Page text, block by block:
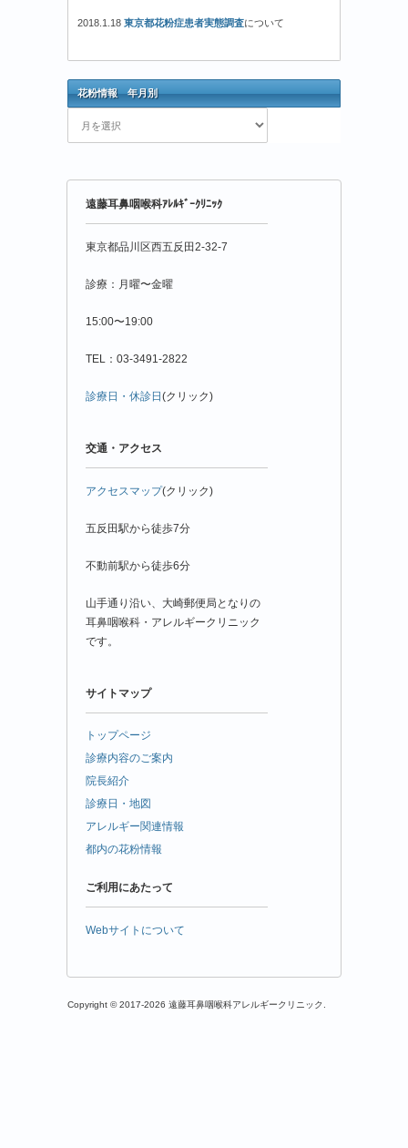
2018.1.18 東京都花粉症患者実態調査について
花粉情報 年月別
花
粉
遠藤耳鼻咽喉科ｱﾚﾙｷﾞｰｸﾘﾆｯｸ
東京都品川区西五反田2-32-7
診療：月曜〜金曜
15:00〜19:00
TEL：03-3491-2822
診療日・休診日(クリック)
交通・アクセス
アクセスマップ(クリック)
五反田駅から徒歩7分
不動前駅から徒歩6分
山手通り沿い、大崎郵便局となりの
耳鼻咽喉科・アレルギークリニック
です。
サイトマップ
トップページ
診療内容のご案内
院長紹介
診療日・地図
アレルギー関連情報
都内の花粉情報
ご利用にあたって
Webサイトについて
Copyright © 2017-2026 遠藤耳鼻咽喉科アレルギークリニック.